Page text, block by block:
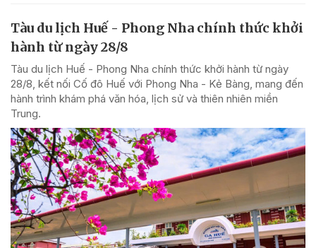
Tàu du lịch Huế - Phong Nha chính thức khởi
hành từ ngày 28/8
Tàu du lịch Huế - Phong Nha chính thức khởi hành từ ngày
28/8, kết nối Cố đô Huế với Phong Nha - Kẻ Bàng, mang đến
hành trình khám phá văn hóa, lịch sử và thiên nhiên miền
Trung.